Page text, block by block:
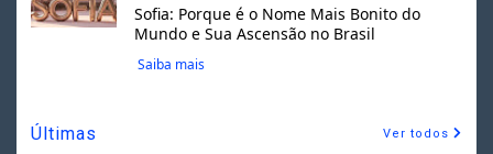
Sofia: Porque é o Nome Mais Bonito do
Mundo e Sua Ascensão no Brasil
Saiba mais
Últimas Ver todos